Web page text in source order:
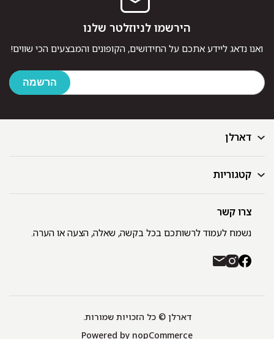
דארלן
דף הבית
GIFT CARD
רשימת חנויות
משלוחים והחזרות
קטגוריות
מצעים
מגבות
כיסויי מיטה
צרו קשר
נשמח לעמוד לרשותכם בכל בקשה, שאלה, הצעה או הערה.
הירשמו לניוזלטר שלנו
ואנו נדאג ליידע אתכם על החידושים, הקופונים והמבצעים הכי שווים!
דארלן © כל הזכויות שמורות.
Powered by nopCommerce